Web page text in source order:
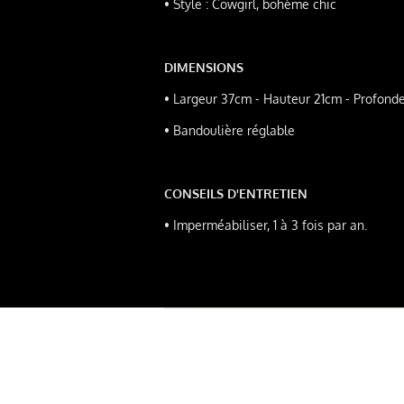
• Style : Cowgirl, bohème chic
DIMENSIONS
• Largeur 37cm - Hauteur 21cm -
• Bandoulière réglable
CONSEILS D'ENTRETIEN
• Imperméabiliser, 1 à 3 fois par an.